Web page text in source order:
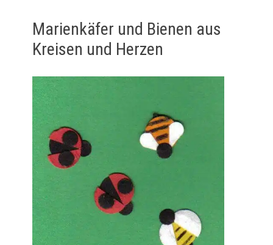
Marienkäfer und Bienen aus
Kreisen und Herzen